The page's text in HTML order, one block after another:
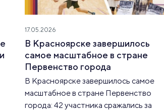
17.05.2026
В Красноярске завершилось
самое масштабное в стране
Первенство города
В Красноярске завершилось самое
масштабное в стране Первенство
города: 42 участника сражались за